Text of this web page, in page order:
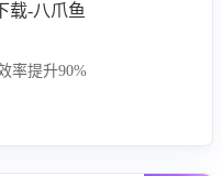
载-八爪鱼
率提升90%